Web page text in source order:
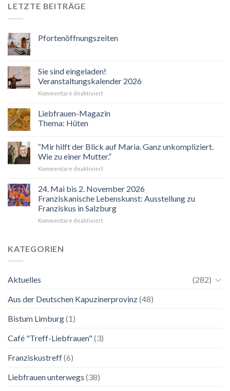
LETZTE BEITRÄGE
Pfortenöffnungszeiten
Sie sind eingeladen!
Veranstaltungskalender 2026
Kommentare deaktiviertfür
sind
eingeladen!
Liebfrauen-Magazin
Thema: Hüten
“Mir hilft der Blick auf Maria. Ganz unkompliziert.
Wie zu einer Mutter.”
Kommentare deaktiviertfür
hilft
der
Blick
auf
Maria.
24. Mai bis 2. November 2026
Franziskanische Lebenskunst: Ausstellung zu
Franziskus in Salzburg
Kommentare deaktiviertfür
Ausstellung
KATEGORIEN
Aktuelles
(282)
Aus der Deutschen Kapuzinerprovinz(48)
Bistum Limburg(1)
Café "Treff-Liebfrauen"(3)
Franziskustreff(6)
Liebfrauen unterwegs (38)